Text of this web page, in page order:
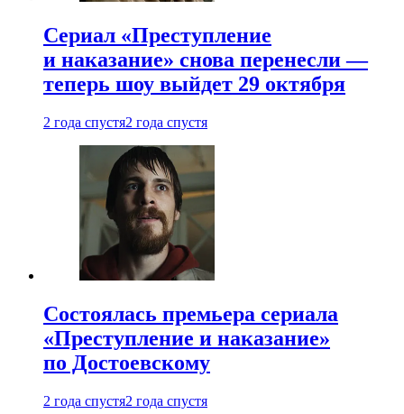
Сериал «Преступление
и наказание» снова перенесли —
теперь шоу выйдет 29 октября
2 года спустя2 года спустя
Состоялась премьера сериала
«Преступление и наказание»
по Достоевскому
2 года спустя2 года спустя